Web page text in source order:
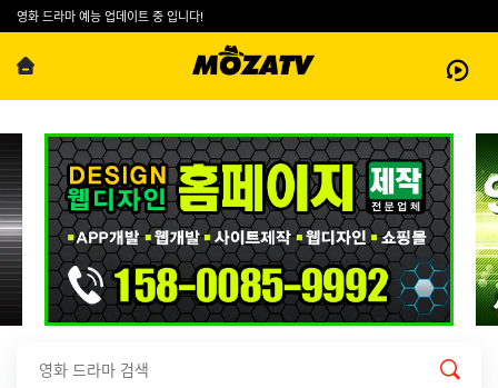
영화 드라마 예능 업데이트 중 입니다!